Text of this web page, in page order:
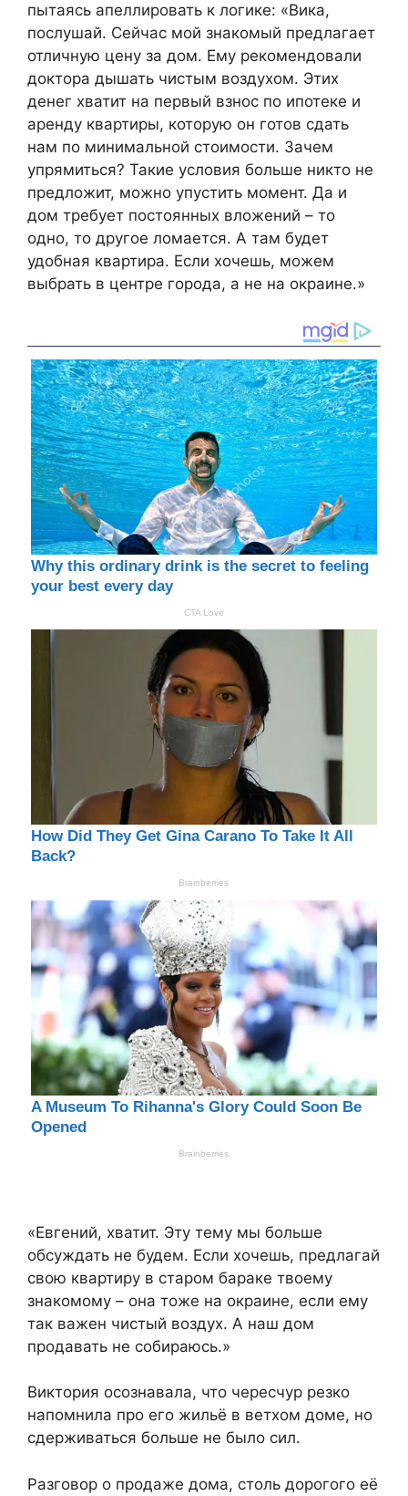
пытаясь апеллировать к логике: «Вика,
послушай. Сейчас мой знакомый предлагает
отличную цену за дом. Ему рекомендовали
доктора дышать чистым воздухом. Этих
денег хватит на первый взнос по ипотеке и
аренду квартиры, которую он готов сдать
нам по минимальной стоимости. Зачем
упрямиться? Такие условия больше никто не
предложит, можно упустить момент. Да и
дом требует постоянных вложений – то
одно, то другое ломается. А там будет
удобная квартира. Если хочешь, можем
выбрать в центре города, а не на окраине.»
«Евгений, хватит. Эту тему мы больше
обсуждать не будем. Если хочешь, предлагай
свою квартиру в старом бараке твоему
знакомому – она тоже на окраине, если ему
так важен чистый воздух. А наш дом
продавать не собираюсь.»
Виктория осознавала, что чересчур резко
напомнила про его жильё в ветхом доме, но
сдерживаться больше не было сил.
Разговор о продаже дома, столь дорогого её